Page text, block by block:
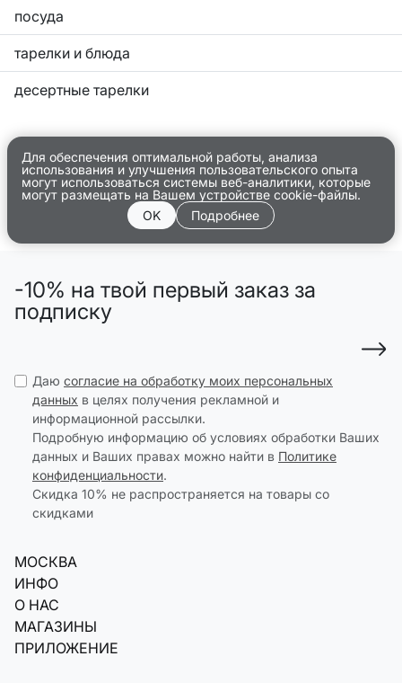
посуда
тарелки и блюда
десертные тарелки
Для обеспечения оптимальной работы, анализа
использования и улучшения пользовательского опыта
могут использоваться системы веб-аналитики, которые
могут размещать на Вашем устройстве cookie-файлы.
OK
Подробнее
-10% на твой первый заказ за
подписку
Даю согласие на обработку моих персональных
данных в целях получения рекламной и
информационной рассылки.
Подробную информацию об условиях обработки Ваших
данных и Ваших правах можно найти в Политике
конфиденциальности.
Скидка 10% не распространяется на товары со
скидками
МОСКВА
ИНФО
О НАС
МАГАЗИНЫ
ПРИЛОЖЕНИЕ